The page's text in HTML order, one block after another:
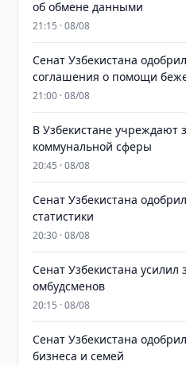
об обмене данными
21:15 · 08/08
Сенат Узбекистана
соглашения о помощи
21:00 · 08/08
В Узбекистане учреждают
коммунальной сферы
20:45 · 08/08
Сенат Узбекистана
статистики
20:30 · 08/08
Сенат Узбекистана
омбудсменов
20:15 · 08/08
Сенат Узбекистана
бизнеса и семей